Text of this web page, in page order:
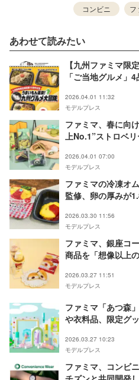
コンビニ フ
あわせて読みたい
【九州ファミマ限
「ご当地グルメ」
2026.04.01 11:32
モデルプレス
ファミマ、春に向
上No.1”ストロベ
2026.04.01 07:00
モデルプレス
ファミマの冷凍オ
監修、卵の厚みが
2026.03.30 11:56
モデルプレス
ファミマ、銀座コ
商品を「想像以上
2026.03.27 11:51
モデルプレス
ファミマ「あつ森
や衣料品、限定グ
2026.03.27 10:23
モデルプレス
ファミマ、コンビ